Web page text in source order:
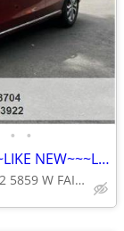
• •
2018 Mercedes-Benz C-Class C 300 ~~~~LIKE NEW~~~LOW MILES~~~
BOISE MOTORZ 208-322-3922 5859 W FAIRVIEW AVE BOISE IDAHO<ta